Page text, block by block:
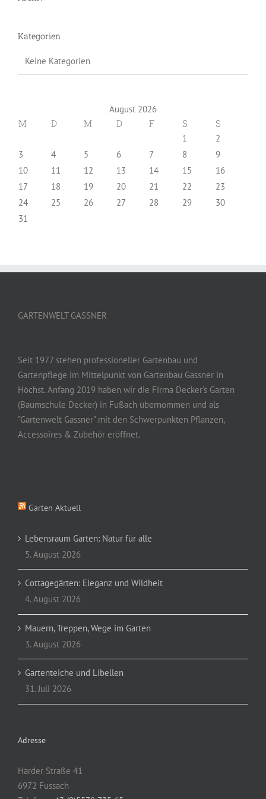
Kategorien
Keine Kategorien
August 2026
M D M D F S S
1
2
3
4 5 6 7 8
9
10
11 12 13 14 15
16
17
18 19 20 21 22
23
24
25 26 27 28 29
30
31
GARTENWELT GASSNER
Seit 1977 stehen professioneller Gartenbau und
Gartenpflege im Mittelpunkt von Gartenbau Gassner in
Höchst. Anfang 2019 haben wir die Firma Decker's Garten
(Baumschule Decker) in Fußach übernommen und als
"Gartenwelt Gassner" mit den Schwerpunkten Pflanzen,
Accessoires & Zubehör eröffnet.
Garten Aktuell
Lebensraum Garten: Natur für alle
5. August 2026
Cottagegärten: Eleganz und Wildheit
4. August 2026
Mauern, Treppen, Wege im Garten
3. August 2026
Gartenteiche und Libellen
31. Juli 2026
Adresse
Harder Straße 41
6972 Fussach